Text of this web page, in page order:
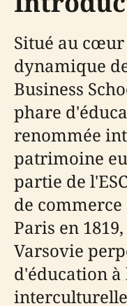
Situé au
dynamique
Business
phare
renommée
patrimoine
partie de
de
Paris en
Varsovie
d'éducation à